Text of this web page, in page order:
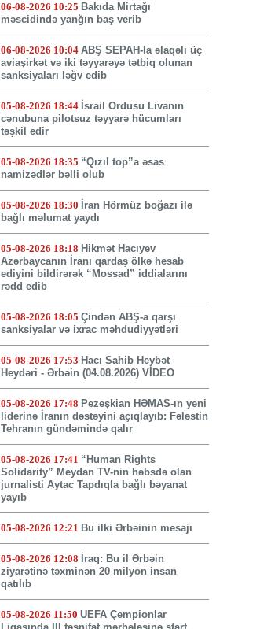
06-08-2026 10:25 Bakıda Mirtağı
məscidində yanğın baş verib
06-08-2026 10:04 ABŞ SEPAH-la əlaqəli üç
aviaşirkət və iki təyyarəyə tətbiq olunan
sanksiyaları ləğv edib
05-08-2026 18:44 İsrail Ordusu Livanın
cənubuna pilotsuz təyyarə hücumları
təşkil edir
05-08-2026 18:35 “Qızıl top”a əsas
namizədlər bəlli olub
05-08-2026 18:30 İran Hörmüz boğazı ilə
bağlı məlumat yaydı
05-08-2026 18:18 Hikmət Hacıyev
Azərbaycanın İranı qardaş ölkə hesab
ediyini bildirərək “Mossad” iddialarını
rədd edib
05-08-2026 18:05 Çindən ABŞ-a qarşı
sanksiyalar və ixrac məhdudiyyətləri
05-08-2026 17:53 Hacı Sahib Heybət
Heydəri - Ərbəin (04.08.2026) VİDEO
05-08-2026 17:48 Pezeşkian HƏMAS-ın yeni
liderinə İranın dəstəyini açıqlayıb: Fələstin
Tehranın gündəmində qalır
05-08-2026 17:41 “Human Rights
Solidarity” Meydan TV-nin həbsdə olan
jurnalisti Aytac Tapdıqla bağlı bəyanat
yayıb
05-08-2026 12:21 Bu ilki Ərbəinin mesajı
05-08-2026 12:08 İraq: Bu il Ərbəin
ziyarətinə təxminən 20 milyon insan
qatılıb
05-08-2026 11:50 UEFA Çempionlar